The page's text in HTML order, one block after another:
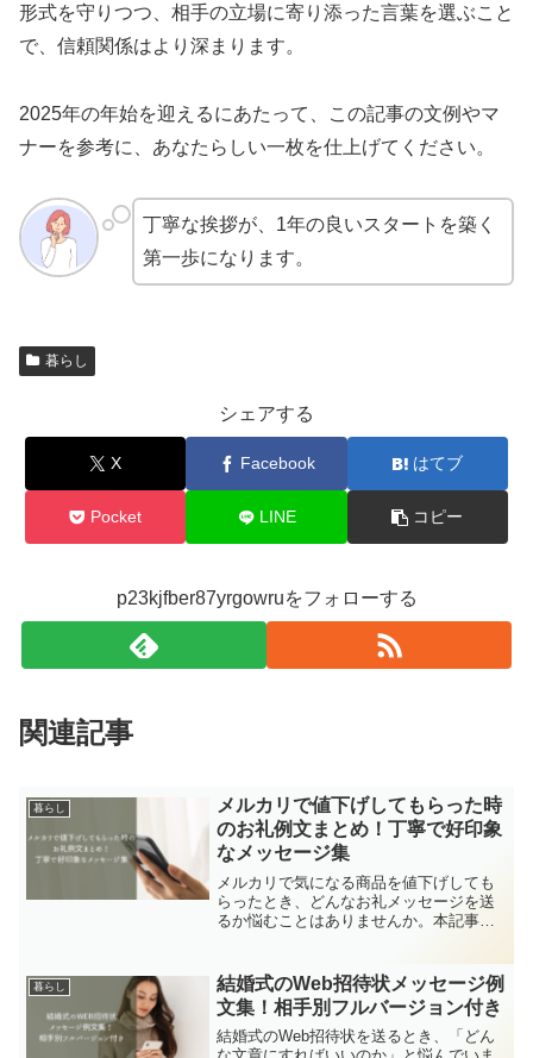
形式を守りつつ、相手の立場に寄り添った言葉を選ぶこと
で、信頼関係はより深まります。
2025年の年始を迎えるにあたって、この記事の文例やマ
ナーを参考に、あなたらしい一枚を仕上げてください。
丁寧な挨拶が、1年の良いスタートを築く
第一歩になります。
暮らし
シェアする
X Facebook はてブ
Pocket LINE コピー
p23kjfber87yrgowruをフォローする
関連記事
暮らし
メルカリで値下げしてもらった時
のお礼例文まとめ！丁寧で好印象
なメッセージ集
メルカリで気になる商品を値下げしても
らったとき、どんなお礼メッセージを送
るか悩むことはありませんか。本記事で
文を豊富に紹介します。短文のシンプル
な例から、フルバージョン...
暮らし
結婚式のWeb招待状メッセージ例
文集！相手別フルバージョン付き
結婚式のWeb招待状を送るとき、「どん